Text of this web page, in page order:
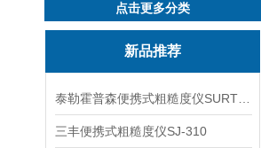
点击更多分类
新品推荐
三丰便携式粗糙度仪SJ-310